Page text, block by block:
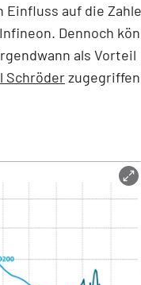
auf die
Dennoch
als Vorteil
Schröder